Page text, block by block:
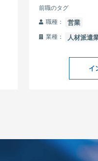
前職のタグ
職種：
営業
業種： 人材派遣
イ